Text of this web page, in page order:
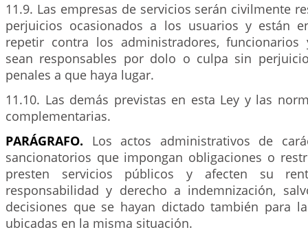
11.9. Las empresas de servicios serán civilmente
perjuicios ocasionados a los usuarios y están
repetir contra los administradores, funcionarios
sean responsables por dolo o culpa sin
penales a que haya lugar.
11.10. Las demás previstas en esta Ley y las
complementarias.
PARÁGRAFO. Los actos administrativos de
sancionatorios que impongan obligaciones o
presten servicios públicos y afecten su
responsabilidad y derecho a indemnización,
decisiones que se hayan dictado también para
ubicadas en la misma situación.